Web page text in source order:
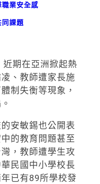
業安全感
課題
期在亞洲掀起熱
、教師遭家長施
制失衡等現象，
安敏錫也公開表
的教育問題甚至
，教師遭學生攻
民國中小學校長
已有89所學校發